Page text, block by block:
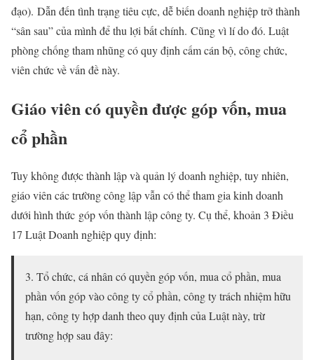
đạo). Dẫn đến tình trạng tiêu cực, dễ biến doanh nghiệp trở thành
“sân sau” của mình để thu lợi bất chính. Cũng vì lí do đó. Luật
phòng chống tham nhũng có quy định cấm cán bộ, công chức,
viên chức về vấn đề này.
Giáo viên có quyền được góp vốn, mua
cổ phần
Tuy không được thành lập và quản lý doanh nghiệp, tuy nhiên,
giáo viên các trường công lập vẫn có thể tham gia kinh doanh
dưới hình thức góp vốn thành lập công ty. Cụ thể, khoản 3 Điều
17 Luật Doanh nghiệp quy định:
3. Tổ chức, cá nhân có quyền góp vốn, mua cổ phần, mua
phần vốn góp vào công ty cổ phần, công ty trách nhiệm hữu
hạn, công ty hợp danh theo quy định của Luật này, trừ
trường hợp sau đây: